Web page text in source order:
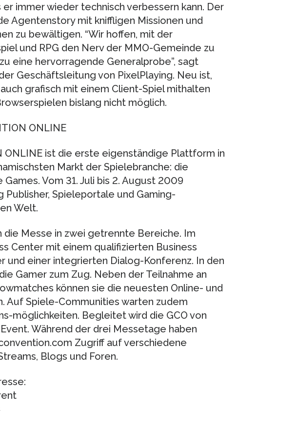
immer wieder technisch verbessern kann. Der
Agentenstory mit kniffligen Missionen und
zu bewältigen. “Wir hoffen, mit der
und RPG den Nerv der MMO-Gemeinde zu
eine hervorragende Generalprobe”, sagt
Geschäftsleitung von PixelPlaying. Neu ist,
grafisch mit einem Client-Spiel mithalten
bislang nicht möglich.
ONLINE
ONLINE ist die erste eigenständige Plattform in
Markt der Spielebranche: die
Vom 31. Juli bis 2. August 2009
Publisher, Spieleportale und Gaming-
Welt.
Messe in zwei getrennte Bereiche. Im
Center mit einem qualifizierten Business
und einer integrierten Dialog-Konferenz. In den
Gamer zum Zug. Neben der Teilnahme an
können sie die neuesten Online- und
Auf Spiele-Communities warten zudem
möglichkeiten. Begleitet wird die GCO von
Während der drei Messetage haben
Zugriff auf verschiedene
Blogs und Foren.